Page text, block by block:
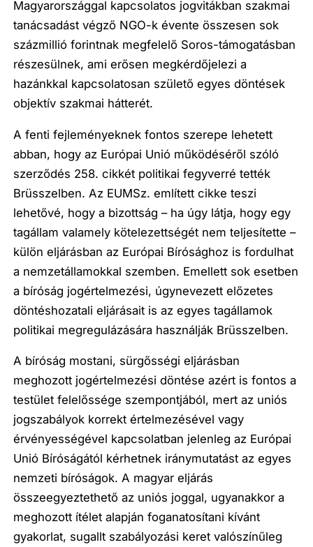
Magyarországgal kapcsolatos jogvitákban szakmai
tanácsadást végző NGO-k évente összesen sok
százmillió forintnak megfelelő Soros-támogatásban
részesülnek, ami erősen megkérdőjelezi a
hazánkkal kapcsolatosan születő egyes döntések
objektív szakmai hátterét.
A fenti fejleményeknek fontos szerepe lehetett
abban, hogy az Európai Unió működéséről szóló
szerződés 258. cikkét politikai fegyverré tették
Brüsszelben. Az EUMSz. említett cikke teszi
lehetővé, hogy a bizottság – ha úgy látja, hogy egy
tagállam valamely kötelezettségét nem teljesítette –
külön eljárásban az Európai Bírósághoz is fordulhat
a nemzetállamokkal szemben. Emellett sok esetben
a bíróság jogértelmezési, úgynevezett előzetes
döntéshozatali eljárásait is az egyes tagállamok
politikai megregulázására használják Brüsszelben.
A bíróság mostani, sürgősségi eljárásban
meghozott jogértelmezési döntése azért is fontos a
testület felelőssége szempontjából, mert az uniós
jogszabályok korrekt értelmezésével vagy
érvényességével kapcsolatban jelenleg az Európai
Unió Bíróságától kérhetnek iránymutatást az egyes
nemzeti bíróságok. A magyar eljárás
összeegyeztethető az uniós joggal, ugyanakkor a
meghozott ítélet alapján foganatosítani kívánt
gyakorlat, sugallt szabályozási keret valószínűleg